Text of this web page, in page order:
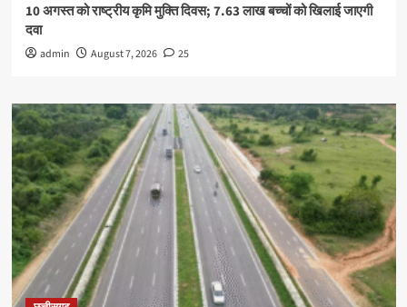
10 अगस्त को राष्ट्रीय कृमि मुक्ति दिवस; 7.63 लाख बच्चों को खिलाई जाएगी
दवा
admin August 7, 2026 25